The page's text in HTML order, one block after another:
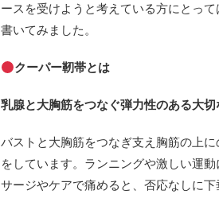
ースを受けようと考えている方にとっ
書いてみました。
クーパー靭帯とは
乳腺と大胸筋をつなぐ弾力性のある大切
バストと大胸筋をつなぎ支え胸筋の上
をしています。ランニングや激しい運
サージやケアで痛めると、否応なしに下